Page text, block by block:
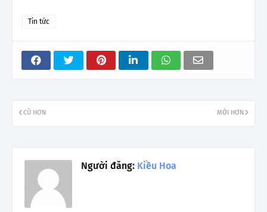
Tin tức
MỚI HƠN
CŨ HƠN
Người đăng: Kiều Hoa